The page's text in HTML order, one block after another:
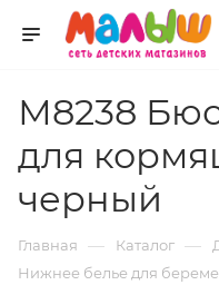
М8238
для
черный
Главная — Каталог —
Нижнее белье для